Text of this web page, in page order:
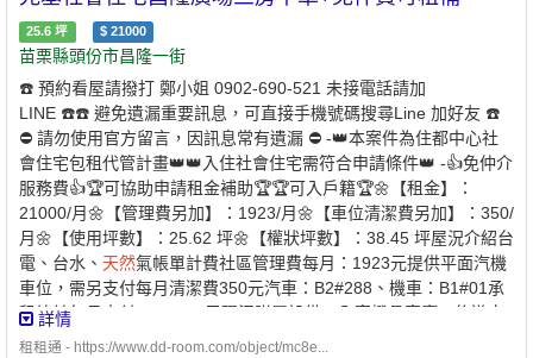
請人若現任警消人員職務之最高職務列等在警正四階以下或相當職
務列等之基層警消人員則無需檢附「家庭成員之最近一年綜合所得
稅各類所得資料清單」 創造公平的租屋環境 企業社會責任、實現居
住正義提供安全安心的租屋居住環境 代租、代管、裝潢修繕、包租
本公司專職租屋管理非一般房仲租屋找專業是房東房客最大保障歡
迎提供需求為您配對優質物件【經紀業/租賃住宅服務業】【兆基屋
管股份有限公司台中分公司】📌地址：台中市北區三民路三段132號
1樓📌經紀人：許舜傑(114)高市字第01724號附近有便利商店、傳
統市場、百貨公司、公園綠地、學校、醫療機構。
25.6 坪 $ 21000
苗栗縣頭份市昌隆一街
☎️ 預約看屋請撥打 鄭小姐 0902-690-521 未接電話請加
LINE ☎️☎️ 避免遺漏重要訊息，可直接手機號碼搜尋Line 加好友 ☎️
⛔️ 請勿使用官方留言，因訊息常有遺漏 ⛔️ -👑本案件為住都中心社
會住宅包租代管計畫👑👑入住社會住宅需符合申請條件👑 -👍免仲介
服務費👍🏆可協助申請租金補助🏆🏆可入戶籍🏆🌼【租金】：
21000/月🌼【管理費另加】：1923/月🌼【車位清潔費另加】：350/
月🌼【使用坪數】：25.62 坪🌼【權狀坪數】：38.45 坪屋況介紹台
電、台水、 天然氣帳單計費社區管理費每月：1923元提供平面汽機
車位，需另支付每月清潔費350元汽車：B2#288、機車：B1#01承
租總計每月支付：23,273元現況附屬設備：全室燈具客廳：悠遊卡
感應密碼電子門鎖、窗簾、冷暖變頻空調。客廳衛浴：冷暖抽風
詳情
租租通 - https://www.dd-room.com/object/mc8e...